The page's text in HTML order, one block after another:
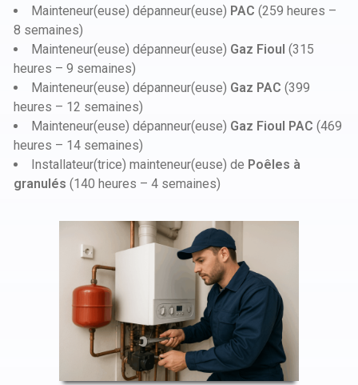
Mainteneur(euse) dépanneur(euse) PAC (259 heures –
8 semaines)
Mainteneur(euse) dépanneur(euse) Gaz Fioul (315
heures – 9 semaines)
Mainteneur(euse) dépanneur(euse) Gaz PAC (399
heures – 12 semaines)
Mainteneur(euse) dépanneur(euse) Gaz Fioul PAC (469
heures – 14 semaines)
Installateur(trice) mainteneur(euse) de Poêles à
granulés (140 heures – 4 semaines)